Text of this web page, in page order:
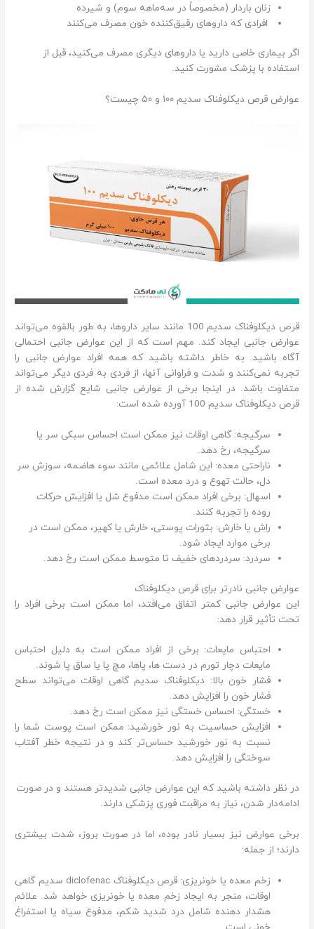
زنان باردار (مخصوصاً در سه‌ماهه سوم) و شیرده
افرادی که داروهای رقیق‌کننده خون مصرف می‌کنند
اگر بیماری خاصی دارید یا داروهای دیگری مصرف می‌کنید، قبل از
استفاده با پزشک مشورت کنید.
عوارض قرص دیکلوفناک سدیم ۱۰۰ و ۵۰ چیست؟
قرص دیکلوفناک سدیم 100 مانند سایر داروها، به طور بالقوه می‌تواند
عوارض جانبی ایجاد کند. مهم است که از این عوارض جانبی احتمالی
آگاه باشید. به خاطر داشته باشید که همه افراد عوارض جانبی را
تجربه نمی‌کنند و شدت و فراوانی آنها، از فردی به فردی دیگر می‌تواند
متفاوت باشد. در اینجا برخی از عوارض جانبی شایع گزارش شده از
قرص دیکلوفناک سدیم 100 آورده شده است:
سرگیجه: گاهی اوقات نیز ممکن است احساس سبکی سر یا
سرگیجه، رخ دهد.
ناراحتی معده: این شامل علائمی مانند سوء هاضمه، سوزش سر
دل، حالت تهوع و درد معده است.
اسهال: برخی افراد ممکن است مدفوع شل یا افزایش حرکات
روده را تجربه کنند.
راش یا خارش: بثورات پوستی، خارش یا کهیر، ممکن است در
برخی موارد ایجاد شود.
سردرد: سردردهای خفیف تا متوسط ممکن است رخ دهد.
عوارض جانبی نادرتر برای قرص دیکلوفناک
این عوارض جانبی کمتر اتفاق می‌افتد، اما ممکن است برخی افراد را
تحت تأثیر قرار دهد:
احتباس مایعات: برخی از افراد ممکن است به دلیل احتباس
مایعات دچار تورم در دست ها، پاها، مچ پا یا ساق پا شوند.
فشار خون بالا: دیکلوفناک سدیم گاهی اوقات می‌تواند سطح
فشار خون را افزایش دهد.
خستگی: احساس خستگی نیز ممکن است رخ دهد.
افزایش حساسیت به نور خورشید: ممکن است پوست شما را
نسبت به نور خورشید حساس‌تر کند و در نتیجه خطر آفتاب
سوختگی را افزایش دهد.
در نظر داشته باشید که این عوارض جانبی شدیدتر هستند و در صورت
ادامه‌دار شدن، نیاز به مراقبت فوری پزشکی دارند.
برخی عوارض نیز بسیار نادر بوده، اما در صورت بروز، شدت بیشتری
دارند؛ از جمله:
زخم معده یا خونریزی: قرص دیکلوفناک diclofenac سدیم گاهی
اوقات، منجر به ایجاد زخم معده یا خونریزی خواهد شد. علائم
هشدار دهنده شامل درد شدید شکم، مدفوع سیاه یا استفراغ